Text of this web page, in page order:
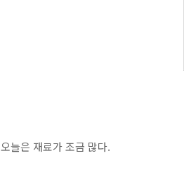
오늘은 재료가 조금 많다.